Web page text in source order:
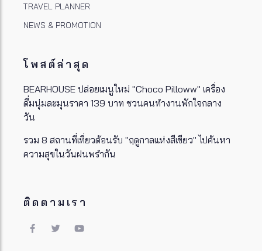
TRAVEL PLANNER
NEWS & PROMOTION
โพสต์ล่าสุด
BEARHOUSE ปล่อยเมนูใหม่ "Choco Pilloww" เครื่อง
ดื่มนุ่มละมุนราคา 139 บาท ชวนคนทำงานพักใจกลาง
วัน
รวม 8 สถานที่เที่ยวต้อนรับ "ฤดูกาลแห่งสีเขียว" ไปค้นหา
ความสุขในวันฝนพรำกัน
ติดตามเรา